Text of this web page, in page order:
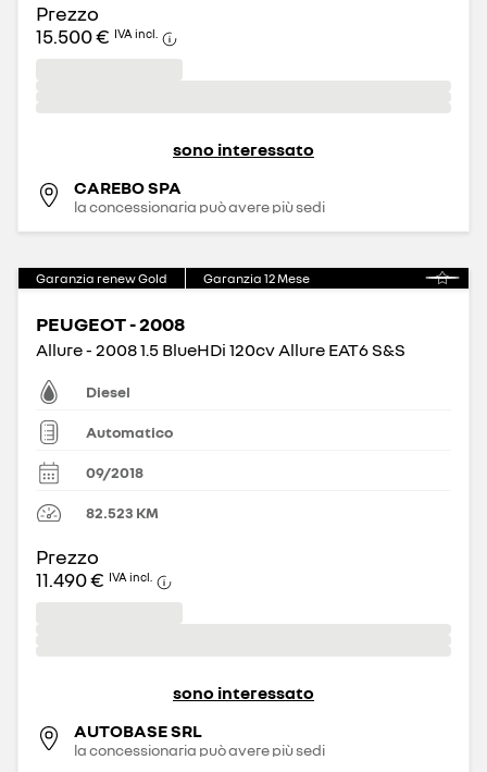
Prezzo
15.500 € IVA incl.
sono interessato
CAREBO SPA
la concessionaria può avere più sedi
Garanzia renew Gold Garanzia 12Mese
PEUGEOT - 2008
Allure - 2008 1.5 BlueHDi 120cv Allure EAT6 S&S
Diesel
Automatico
09/2018
82.523 KM
Prezzo
11.490 € IVA incl.
sono interessato
AUTOBASE SRL
la concessionaria può avere più sedi